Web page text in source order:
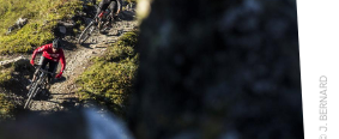
J. BERNARD